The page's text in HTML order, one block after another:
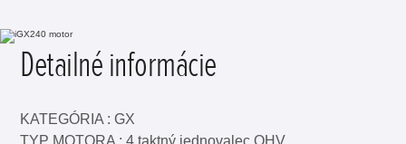
Detailné informácie
KATEGÓRIA : GX
TYP MOTORA : 4 taktný jednovalec OHV